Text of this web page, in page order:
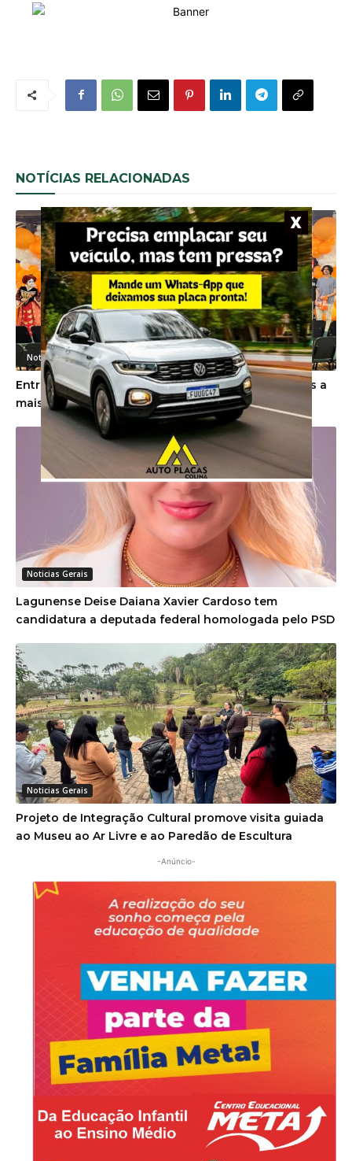
NOTÍCIAS RELACIONADAS
Noticias Gerais
Entre cartas e escolhas, Unibave dá as boas-vindas a
mais de 100 novos estudantes
Noticias Gerais
Lagunense Deise Daiana Xavier Cardoso tem
candidatura a deputada federal homologada pelo PSD
Noticias Gerais
Projeto de Integração Cultural promove visita guiada
ao Museu ao Ar Livre e ao Paredão de Escultura
-Anúncio-